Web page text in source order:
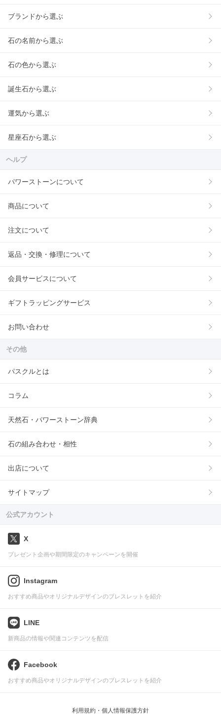
ブランドから選ぶ
石の名前から選ぶ
石の色から選ぶ
誕生石から選ぶ
運気から選ぶ
星座石から選ぶ
ヘルプ
パワーストーンについて
商品について
注文について
返品・交換・修理について
会員サービスについて
ギフトラッピングサービス
お問い合わせ
その他
パスクルとは
コラム
天然石・パワーストーン辞典
石の組み合わせ・相性
出店について
サイトマップ
公式アカウント
X
プレゼント企画や期間限定のキャンペーンを開催
Instagram
おすすめ商品やオリジナルデザインのブレスレットを紹介
LINE
新商品の情報や関連コンテンツを配信
Facebook
おすすめ商品やオリジナルデザインのブレスレットを紹介
利用規約・個人情報保護方針